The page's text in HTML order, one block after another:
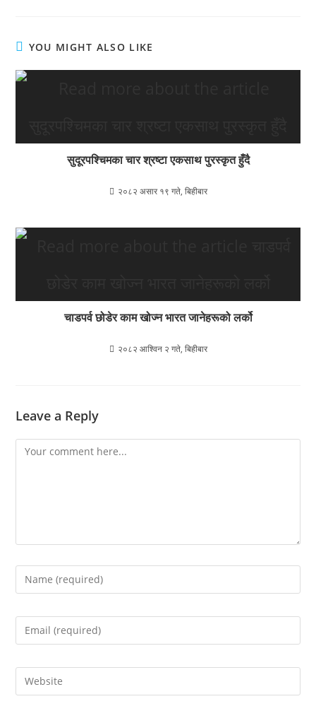
YOU MIGHT ALSO LIKE
सुदूरपश्चिमका चार श्रष्टा एकसाथ पुरस्कृत हुँदै
२०८२ असार १९ गते, बिहीबार
चाडपर्व छोडेर काम खोज्न भारत जानेहरूको लर्को
२०८२ आश्विन २ गते, बिहीबार
Leave a Reply